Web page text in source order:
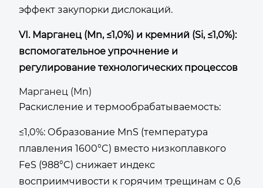
эффект закупорки дислокаций.
VI. Марганец (Mn, ≤1,0%) и кремний (Si, ≤1,0%):
вспомогательное упрочнение и
регулирование технологических процессов
Марганец (Mn)
Раскисление и термообрабатываемость:
≤1,0%: Образование MnS (температура
плавления 1600°C) вместо низкоплавкого
FeS (988°C) снижает индекс
восприимчивости к горячим трещинам с 0,6